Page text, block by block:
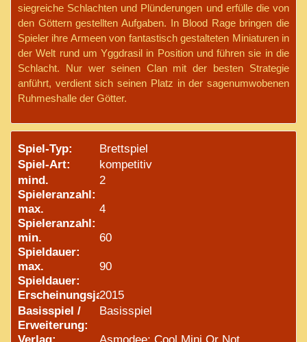
siegreiche Schlachten und Plünderungen und erfülle die von
den Göttern gestellten Aufgaben. In Blood Rage bringen die
Spieler ihre Armeen von fantastisch gestalteten Miniaturen in
der Welt rund um Yggdrasil in Position und führen sie in die
Schlacht. Nur wer seinen Clan mit der besten Strategie
anführt, verdient sich seinen Platz in der sagenumwobenen
Ruhmeshalle der Götter.
Spiel-Typ:
Brettspiel
Spiel-Art:
kompetitiv
mind.
Spieleranzahl:
2
max.
Spieleranzahl:
4
min.
Spieldauer:
60
max.
Spieldauer:
90
Erscheinungsjahr:
2015
Basisspiel /
Erweiterung:
Basisspiel